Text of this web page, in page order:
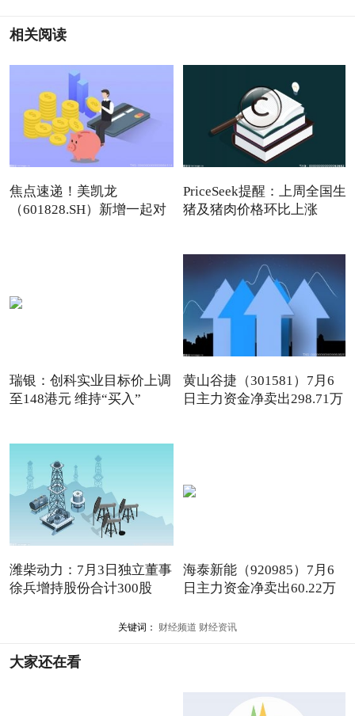
相关阅读
焦点速递！美凯龙
（601828.SH）新增一起对
PriceSeek提醒：上周全国生
猪及猪肉价格环比上涨
瑞银：创科实业目标价上调
至148港元 维持“买入”
黄山谷捷（301581）7月6
日主力资金净卖出298.71万
潍柴动力：7月3日独立董事
徐兵增持股份合计300股
海泰新能（920985）7月6
日主力资金净卖出60.22万
关键词： 财经频道 财经资讯
大家还在看